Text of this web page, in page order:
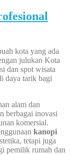
kota yang ada
julukan Kota
dan spot wisata
daya tarik bagi
alam dan
berbagai inovasi
komersial.
kanopi
tetapi juga
pemilik rumah dan